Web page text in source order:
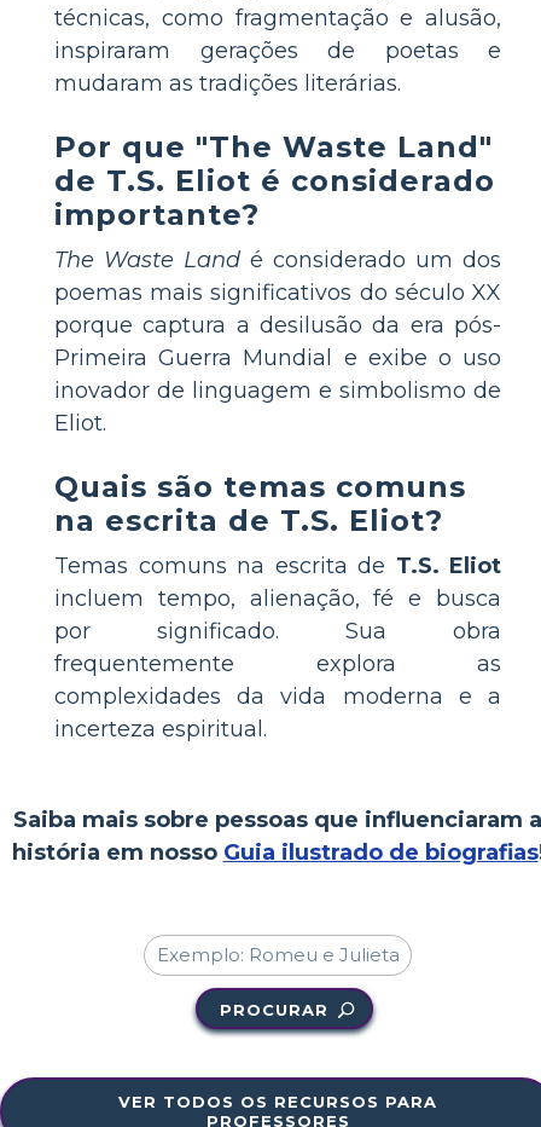
técnicas, como fragmentação e alusão,
inspiraram gerações de poetas e
mudaram as tradições literárias.
Por que "The Waste Land"
de T.S. Eliot é considerado
importante?
The Waste Land é considerado um dos
poemas mais significativos do século XX
porque captura a desilusão da era pós-
Primeira Guerra Mundial e exibe o uso
inovador de linguagem e simbolismo de
Eliot.
Quais são temas comuns
na escrita de T.S. Eliot?
Temas comuns na escrita de T.S. Eliot
incluem tempo, alienação, fé e busca
por significado. Sua obra
frequentemente explora as
complexidades da vida moderna e a
incerteza espiritual.
Saiba mais sobre pessoas que influenciaram a
história em nosso Guia ilustrado de biografias
PROCURAR
VER TODOS OS RECURSOS PARA
PROFESSORES